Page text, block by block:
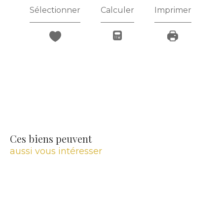
Sélectionner Calculer Imprimer
Ces biens peuvent
aussi vous intéresser